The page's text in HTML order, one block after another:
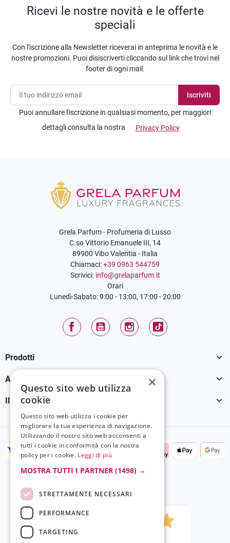
Ricevi le nostre novità e le offerte
speciali
Con l'iscrizione alla Newsletter riceverai in anteprima le novità e le
nostre promozioni. Puoi disiscriverti cliccando sul link che trovi nel
footer di ogni mail.
Puoi annullare l'iscrizione in qualsiasi momento, per maggiori
dettagli consulta la nostra
Privacy Policy
Grela Parfum - Profumeria di Lusso
C.so Vittorio Emanuele III, 14
89900 Vibo Valentia - Italia
Chiamaci:+39 0963 544759
Scrivici: info@grelaparfum.it
Orari
Lunedì-Sabato: 9:00 - 13:00, 17:00 - 20:00
FacebookYouTube InstagramTikTok
Prodotti 
Assistenza Clienti 
Il tuo account 
×
Questo sito web utilizza
cookie
Questo sito web utilizza i cookie per
migliorare la tua esperienza di navigazione.
Utilizzando il nostro sito web acconsenti a
tutti i cookie in conformità con la nostra
policy per i cookie. Leggi di più
MOSTRA TUTTI I PARTNER (1498) →
STRETTAMENTE NECESSARI
PERFORMANCE
TARGETING